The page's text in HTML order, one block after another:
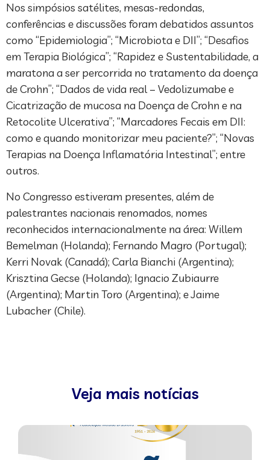
Nos simpósios satélites, mesas-redondas,
conferências e discussões foram debatidos assuntos
como “Epidemiologia”; “Microbiota e DII”; “Desafios
em Terapia Biológica”; “Rapidez e Sustentabilidade, a
maratona a ser percorrida no tratamento da doença
de Crohn”; “Dados de vida real – Vedolizumabe e
Cicatrização de mucosa na Doença de Crohn e na
Retocolite Ulcerativa”; “Marcadores Fecais em DII:
como e quando monitorizar meu paciente?”; “Novas
Terapias na Doença Inflamatória Intestinal”; entre
outros.
No Congresso estiveram presentes, além de
palestrantes nacionais renomados, nomes
reconhecidos internacionalmente na área: Willem
Bemelman (Holanda); Fernando Magro (Portugal);
Kerri Novak (Canadá); Carla Bianchi (Argentina);
Krisztina Gecse (Holanda); Ignacio Zubiaurre
(Argentina); Martin Toro (Argentina); e Jaime
Lubacher (Chile).
Veja mais notícias